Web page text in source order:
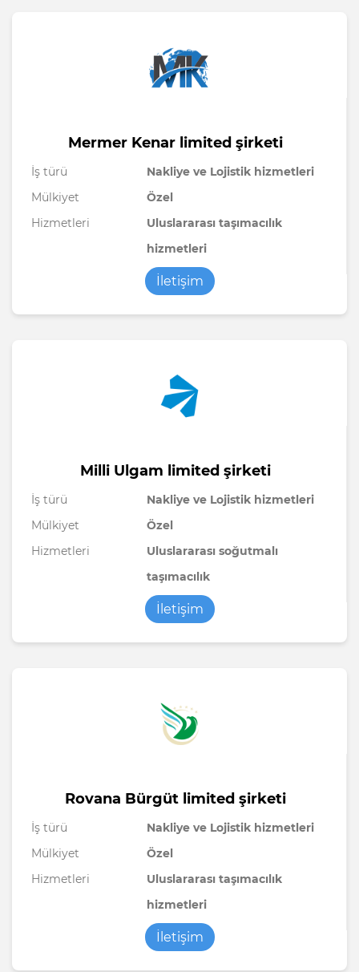
Mermer Kenar limited şirketi
İş türü
Nakliye ve Lojistik hizmetleri
Mülkiyet
Özel
Hizmetleri
Uluslararası taşımacılık
hizmetleri
İletişim
Milli Ulgam limited şirketi
İş türü
Nakliye ve Lojistik hizmetleri
Mülkiyet
Özel
Hizmetleri
Uluslararası soğutmalı
taşımacılık
İletişim
Rovana Bürgüt limited şirketi
İş türü
Nakliye ve Lojistik hizmetleri
Mülkiyet
Özel
Hizmetleri
Uluslararası taşımacılık
hizmetleri
İletişim